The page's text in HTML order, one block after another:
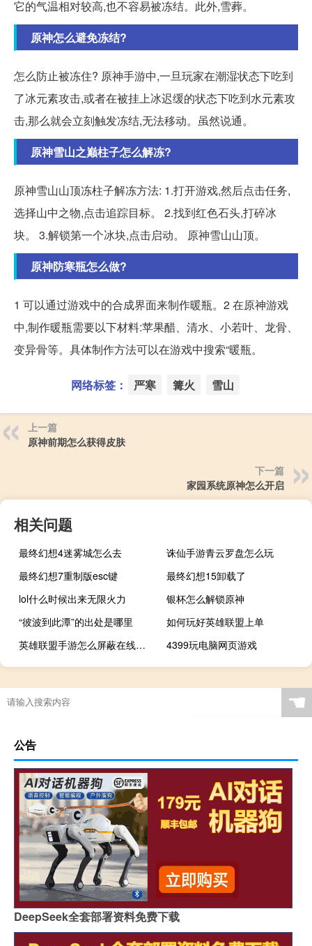
它的气温相对较高,也不容易被冻结。此外,雪葬。
原神怎么避免冻结?
怎么防止被冻住? 原神手游中,一旦玩家在潮湿状态下吃到
了冰元素攻击,或者在被挂上冰迟缓的状态下吃到水元素攻
击,那么就会立刻触发冻结,无法移动。虽然说通。
原神雪山之巅柱子怎么解冻?
原神雪山山顶冻柱子解冻方法: 1.打开游戏,然后点击任务,
选择山中之物,点击追踪目标。 2.找到红色石头,打碎冰
块。 3.解锁第一个冰块,点击启动。 原神雪山山顶。
原神防寒瓶怎么做?
1 可以通过游戏中的合成界面来制作暖瓶。2 在原神游戏
中,制作暖瓶需要以下材料:苹果醋、清水、小若叶、龙骨、
变异骨等。具体制作方法可以在游戏中搜索“暖瓶。
网络标签： 严寒 篝火 雪山
上一篇
原神前期怎么获得皮肤
下一篇
家园系统原神怎么开启
相关问题
最终幻想4迷雾城怎么去
诛仙手游青云罗盘怎么玩
最终幻想7重制版esc键
最终幻想15卸载了
lol什么时候出来无限火力
银杯怎么解锁原神
“彼波到此潭”的出处是哪里
如何玩好英雄联盟上单
英雄联盟手游怎么屏蔽在线时间
4399玩电脑网页游戏
☚
公告
DeepSeek全套部署资料免费下载